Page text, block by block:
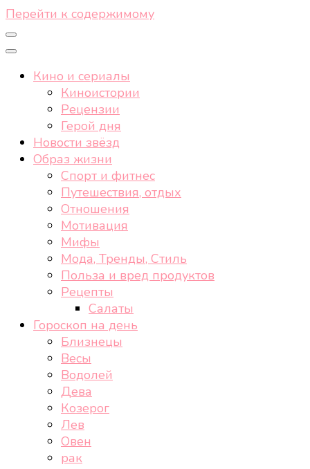
Перейти к содержимому
Кино и сериалы
Киноистории
Рецензии
Герой дня
Новости звёзд
Образ жизни
Спорт и фитнес
Путешествия, отдых
Отношения
Мотивация
Мифы
Мода, Тренды, Стиль
Польза и вред продуктов
Рецепты
Салаты
Гороскоп на день
Близнецы
Весы
Водолей
Дева
Козерог
Лев
Овен
рак